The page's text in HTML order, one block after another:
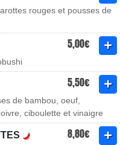
rouges et pousses de
5,00€
5,50€
de bambou, oeuf,
ciboulette et vinaigre
8,80€